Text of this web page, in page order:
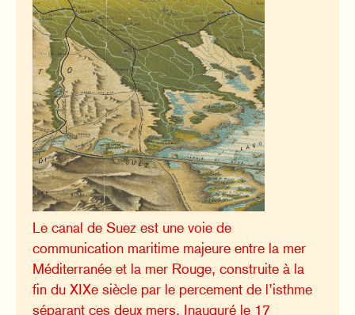
Le canal de Suez est une voie de
communication maritime majeure entre la mer
Méditerranée et la mer Rouge, construite à la
fin du XIXe siècle par le percement de l’isthme
séparant ces deux mers. Inauguré le 17